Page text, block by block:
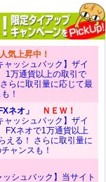
人気上昇中！
ャッシュバック】ザイ
1万通貨以上の取引で
らに取引量に応じて最
！
ネオ」
ＮＥＷ！
ャッシュバック】ザイ
FXネオで1万通貨以上
える！ さらに取引量に
ャンスも！
ッシュバック】当サイト